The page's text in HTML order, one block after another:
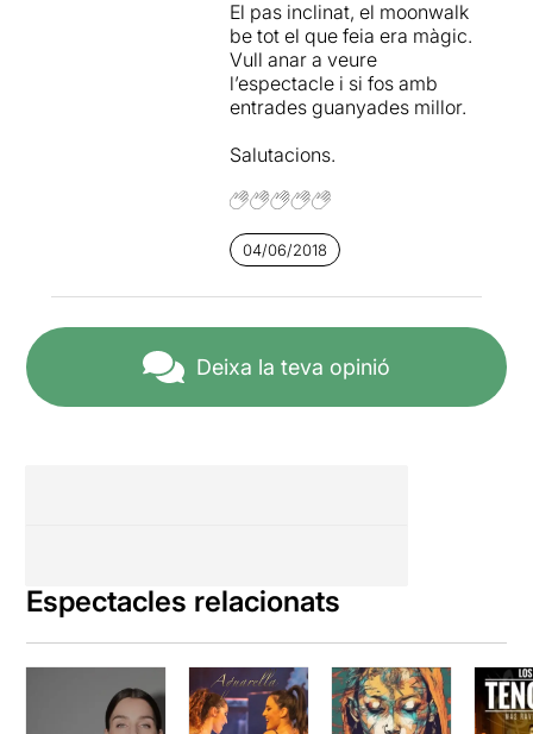
El pas inclinat, el moonwalk
be tot el que feia era màgic.
Vull anar a veure
l’espectacle i si fos amb
entrades guanyades millor.
Salutacions.
04/06/2018
Deixa la teva opinió
Espectacles relacionats